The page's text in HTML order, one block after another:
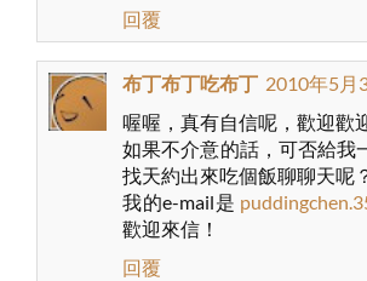
回覆
布丁布丁吃布丁 2010年5月
喔喔，真有自信呢，歡迎歡
如果不介意的話，可否給我
找天約出來吃個飯聊聊天呢
我的e-mail是
歡迎來信！
回覆